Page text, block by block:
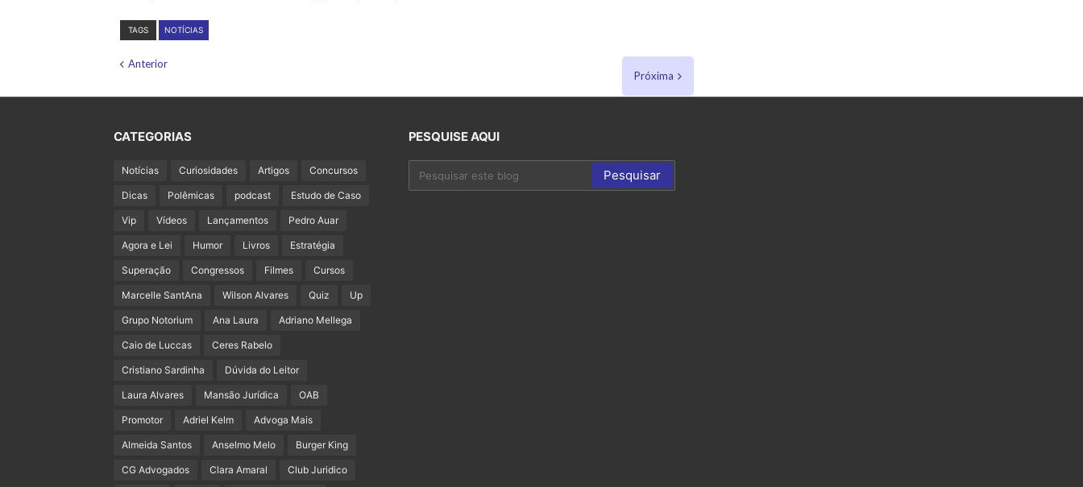
TAGS NOTÍCIAS
Anterior
Próxima
CATEGORIAS
Notícias Curiosidades Artigos Concursos
Dicas Polêmicas podcast Estudo de Caso
Vip Vídeos Lançamentos Pedro Auar
Agora e Lei Humor Livros Estratégia
Superação Congressos Filmes Cursos
Marcelle SantAna Wilson Alvares Quiz Up
Grupo Notorium Ana Laura Adriano Mellega
Caio de Luccas Ceres Rabelo
Cristiano Sardinha Dúvida do Leitor
Laura Alvares Mansão Jurídica OAB
Promotor Adriel Kelm Advoga Mais
Almeida Santos Anselmo Melo Burger King
CG Advogados Clara Amaral Club Juridico
PESQUISE AQUI